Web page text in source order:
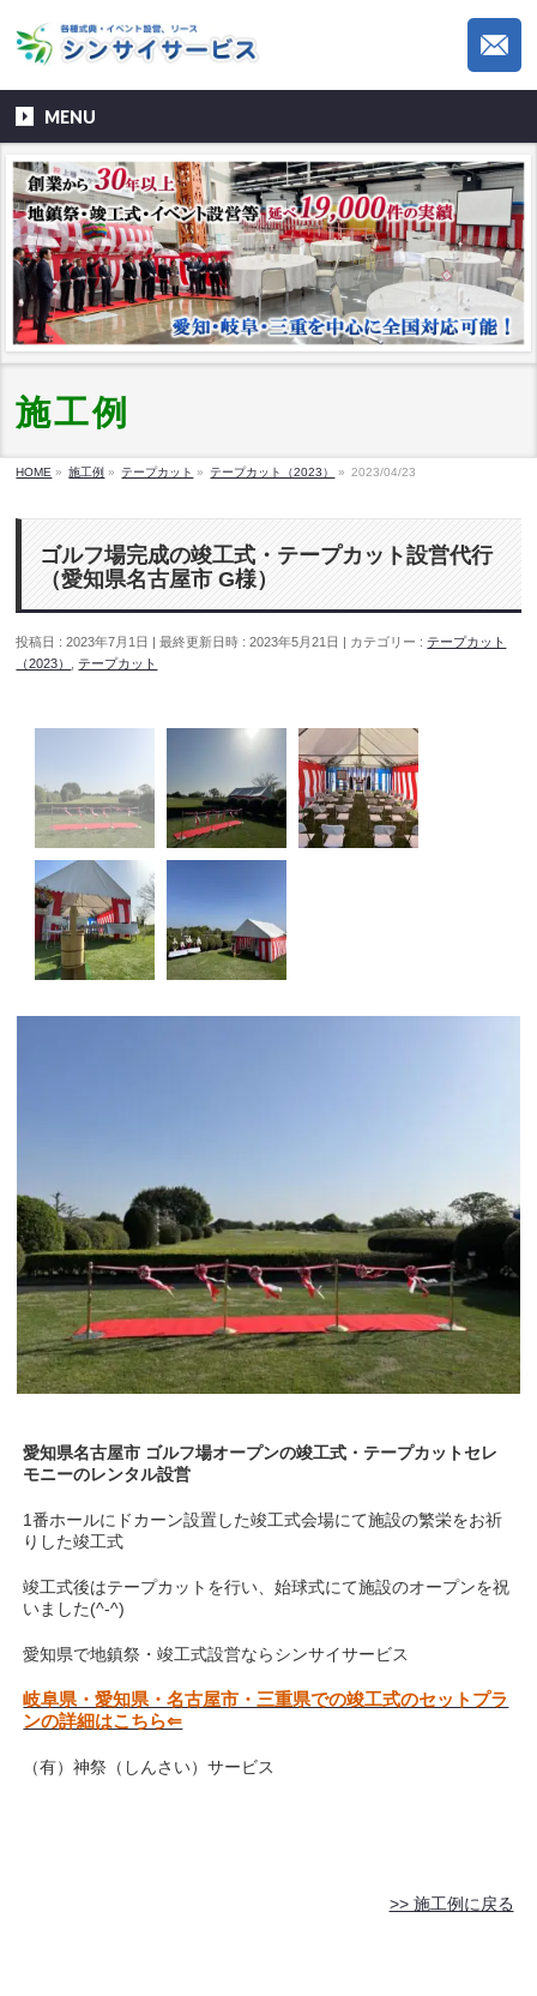
MENU
施工例
HOME » 施工例 » テープカット » テープカット（2023） » 2023/04/23
ゴルフ場完成の竣工式・テープカット設営代行
（愛知県名古屋市 G様）
投稿日 : 2023年7月1日 最終更新日時 : 2023年5月21日 カテゴリー :テープカット
（2023）
,テープカット
愛知県名古屋市 ゴルフ場オープンの竣工式・テープカットセレ
モニーのレンタル設営
1番ホールにドカーン設置した竣工式会場にて施設の繁栄をお祈
りした竣工式
竣工式後はテープカットを行い、始球式にて施設のオープンを祝
いました(^-^)
愛知県で地鎮祭・竣工式設営ならシンサイサービス
岐阜県・愛知県・名古屋市・三重県での竣工式のセットプラ
ンの詳細はこちら⇐
（有）神祭（しんさい）サービス
>> 施工例に戻る